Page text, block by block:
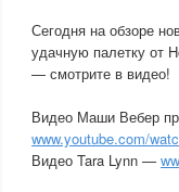
Сегодня на обзоре
удачную палетку от
— смотрите в видео!
Видео Маши Вебер
www.youtube.com/
Видео Tara Lynn —